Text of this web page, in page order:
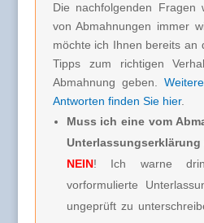
Die nachfolgenden Fragen
von Abmahnungen immer
möchte ich Ihnen bereits an
Tipps zum richtigen
Abmahnung geben.
Antworten finden Sie hier.
Muss ich eine vom
NEIN! Ich warne
vorformulierte
ungeprüft zu